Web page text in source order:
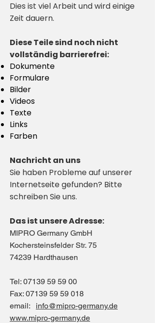
Dies ist viel Arbeit und wird einige
Zeit dauern.
Diese Teile sind noch nicht
vollständig barrierefrei:
Dokumente
Formulare
Bilder
Videos
Texte
Links
Farben
Nachricht an uns
Sie haben Probleme auf unserer
Internetseite gefunden? Bitte
schreiben Sie uns.
Das ist unsere Adresse:
MIPRO Germany GmbH
Kochersteinsfelder Str. 75
74239 Hardthausen
Tel: 07139 59 59 00
Fax: 07139 59 59 018
email: info@mipro-germany.de
www.mipro-germany.de